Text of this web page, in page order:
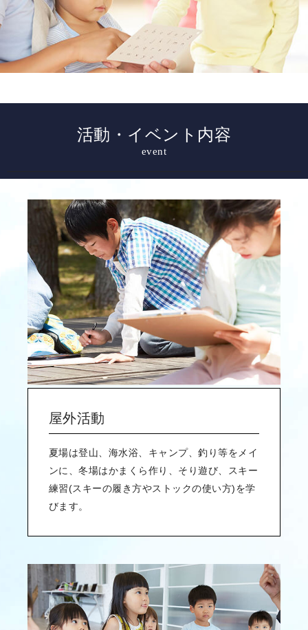
活動・イベント内容
event
屋外活動
夏場は登山、海水浴、キャンプ、釣り等をメイ
ンに、冬場はかまくら作り、そり遊び、スキー
練習(スキーの履き方やストックの使い方)を学
びます。